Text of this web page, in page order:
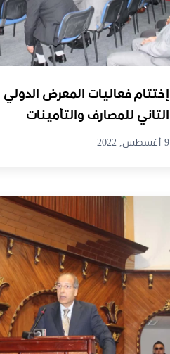
إختتام فعاليات المعرض الدولي
التاني للمصارف والتأمينات
9 أغسطس, 2022